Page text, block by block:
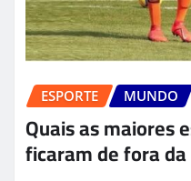
ESPORTE MUNDO
Quais as maiores
ficaram de fora